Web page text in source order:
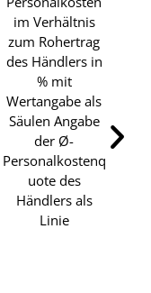
im Verhältnis
zum Rohertrag
des Händlers in
% mit
Wertangabe als
Säulen Angabe
der Ø-
Personalkostenq
uote des
Händlers als
Linie
des